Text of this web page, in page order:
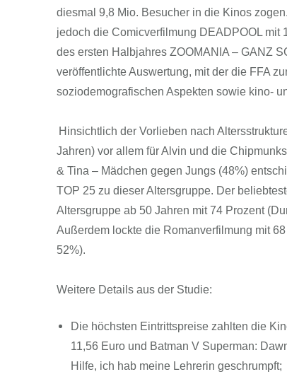
diesmal 9,8 Mio. Besucher in die Kinos
jedoch die Comicverfilmung DEADPOOL mit
des ersten Halbjahres ZOOMANIA – GANZ
veröffentlichte Auswertung, mit der die FFA
soziodemografischen Aspekten sowie kino-
Hinsichtlich der Vorlieben nach
Jahren) vor allem für Alvin und die
& Tina – Mädchen gegen Jungs (48%)
TOP 25 zu dieser Altersgruppe. Der
Altersgruppe ab 50 Jahren mit 74 Prozent
Außerdem lockte die Romanverfilmung mit
52%).
Weitere Details aus der Studie:
Die höchsten Eintrittspreise zahlten die
11,56 Euro und Batman V Superman:
Hilfe, ich hab meine Lehrerin geschrumpft;